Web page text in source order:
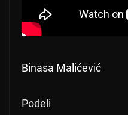
Binasa Malićević
Podeli